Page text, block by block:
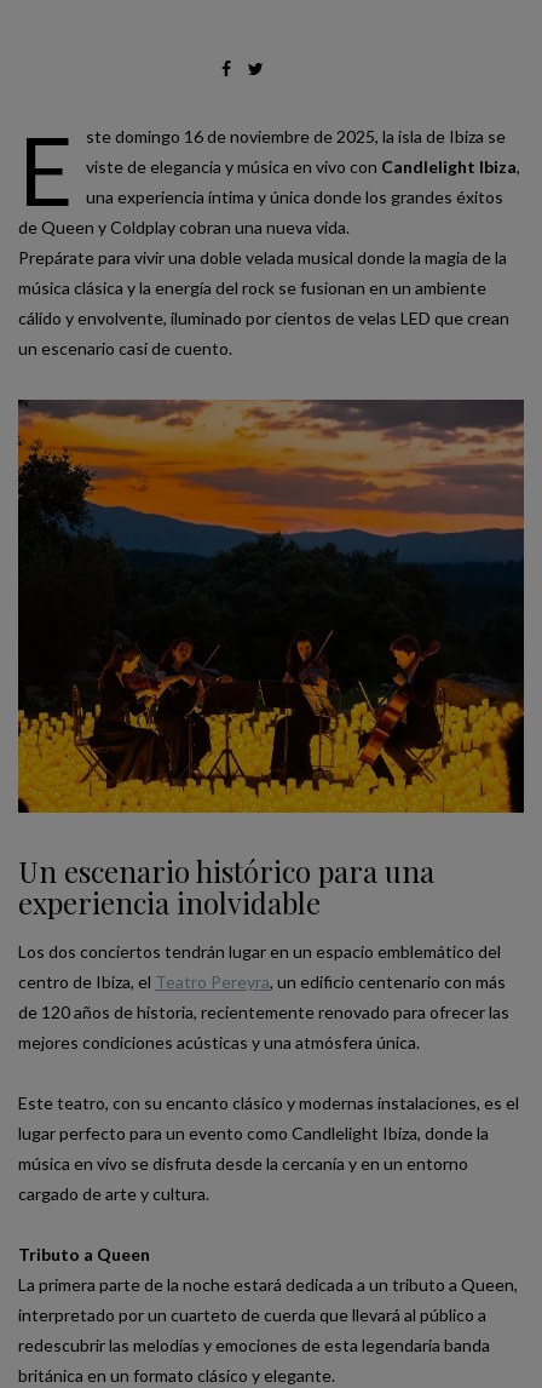
E
ste domingo 16 de noviembre de 2025, la isla de Ibiza se
viste de elegancia y música en vivo con Candlelight Ibiza,
una experiencia íntima y única donde los grandes éxitos
de Queen y Coldplay cobran una nueva vida.
Prepárate para vivir una doble velada musical donde la magia de la
música clásica y la energía del rock se fusionan en un ambiente
cálido y envolvente, iluminado por cientos de velas LED que crean
un escenario casi de cuento.
Un escenario histórico para una
experiencia inolvidable
Los dos conciertos tendrán lugar en un espacio emblemático del
centro de Ibiza, el Teatro Pereyra, un edificio centenario con más
de 120 años de historia, recientemente renovado para ofrecer las
mejores condiciones acústicas y una atmósfera única.
Este teatro, con su encanto clásico y modernas instalaciones, es el
lugar perfecto para un evento como Candlelight Ibiza, donde la
música en vivo se disfruta desde la cercanía y en un entorno
cargado de arte y cultura.
Tributo a Queen
La primera parte de la noche estará dedicada a un tributo a Queen,
interpretado por un cuarteto de cuerda que llevará al público a
redescubrir las melodías y emociones de esta legendaria banda
británica en un formato clásico y elegante.